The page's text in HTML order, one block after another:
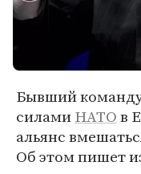
Бывший
силамиНАТОв
альянс
Об этом пишет